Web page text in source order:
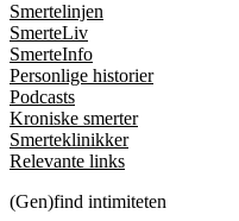
Smertelinjen
SmerteLiv
SmerteInfo
Personlige historier
Podcasts
Kroniske smerter
Smerteklinikker
Relevante links
(Gen)find intimiteten